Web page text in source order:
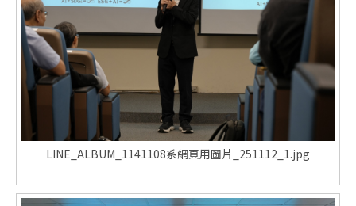
LINE_ALBUM_1141108系網頁用圖片_251112_1.jpg